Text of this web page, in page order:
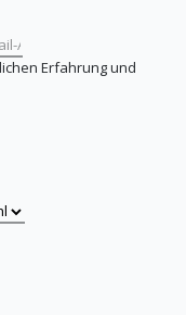
Erfahrung und